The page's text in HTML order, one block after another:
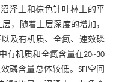
泽土和棕色针叶林土的平
，随着土层深度的增加，
及有机质、全氮、速效磷
有机质和全氮含量在20~30
磷含量总体较低。SFI空间